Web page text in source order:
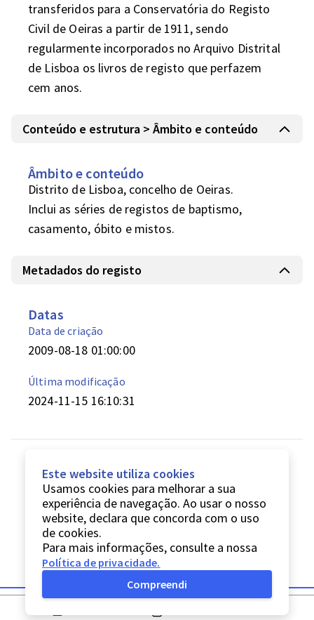
transferidos para a Conservatória do Registo
Civil de Oeiras a partir de 1911, sendo
regularmente incorporados no Arquivo Distrital
de Lisboa os livros de registo que perfazem
cem anos.
Conteúdo e estrutura > Âmbito e conteúdo
Âmbito e conteúdo
Distrito de Lisboa, concelho de Oeiras.
Inclui as séries de registos de baptismo,
casamento, óbito e mistos.
Metadados do registo
Datas
Data de criação
2009-08-18 01:00:00
Última modificação
2024-11-15 16:10:31
Este website utiliza cookies
Usamos cookies para melhorar a sua
experiência de navegação. Ao usar o nosso
website, declara que concorda com o uso
de cookies.
Para mais informações, consulte a nossa
Política de privacidade.
Compreendi